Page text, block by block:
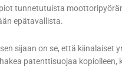
tunnetutuista
epätavallista.
sijaan on se, että kiinalaiset
patenttisuojaa kopiolleen,